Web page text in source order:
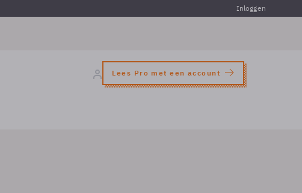
Inloggen
Lees Pro met een account